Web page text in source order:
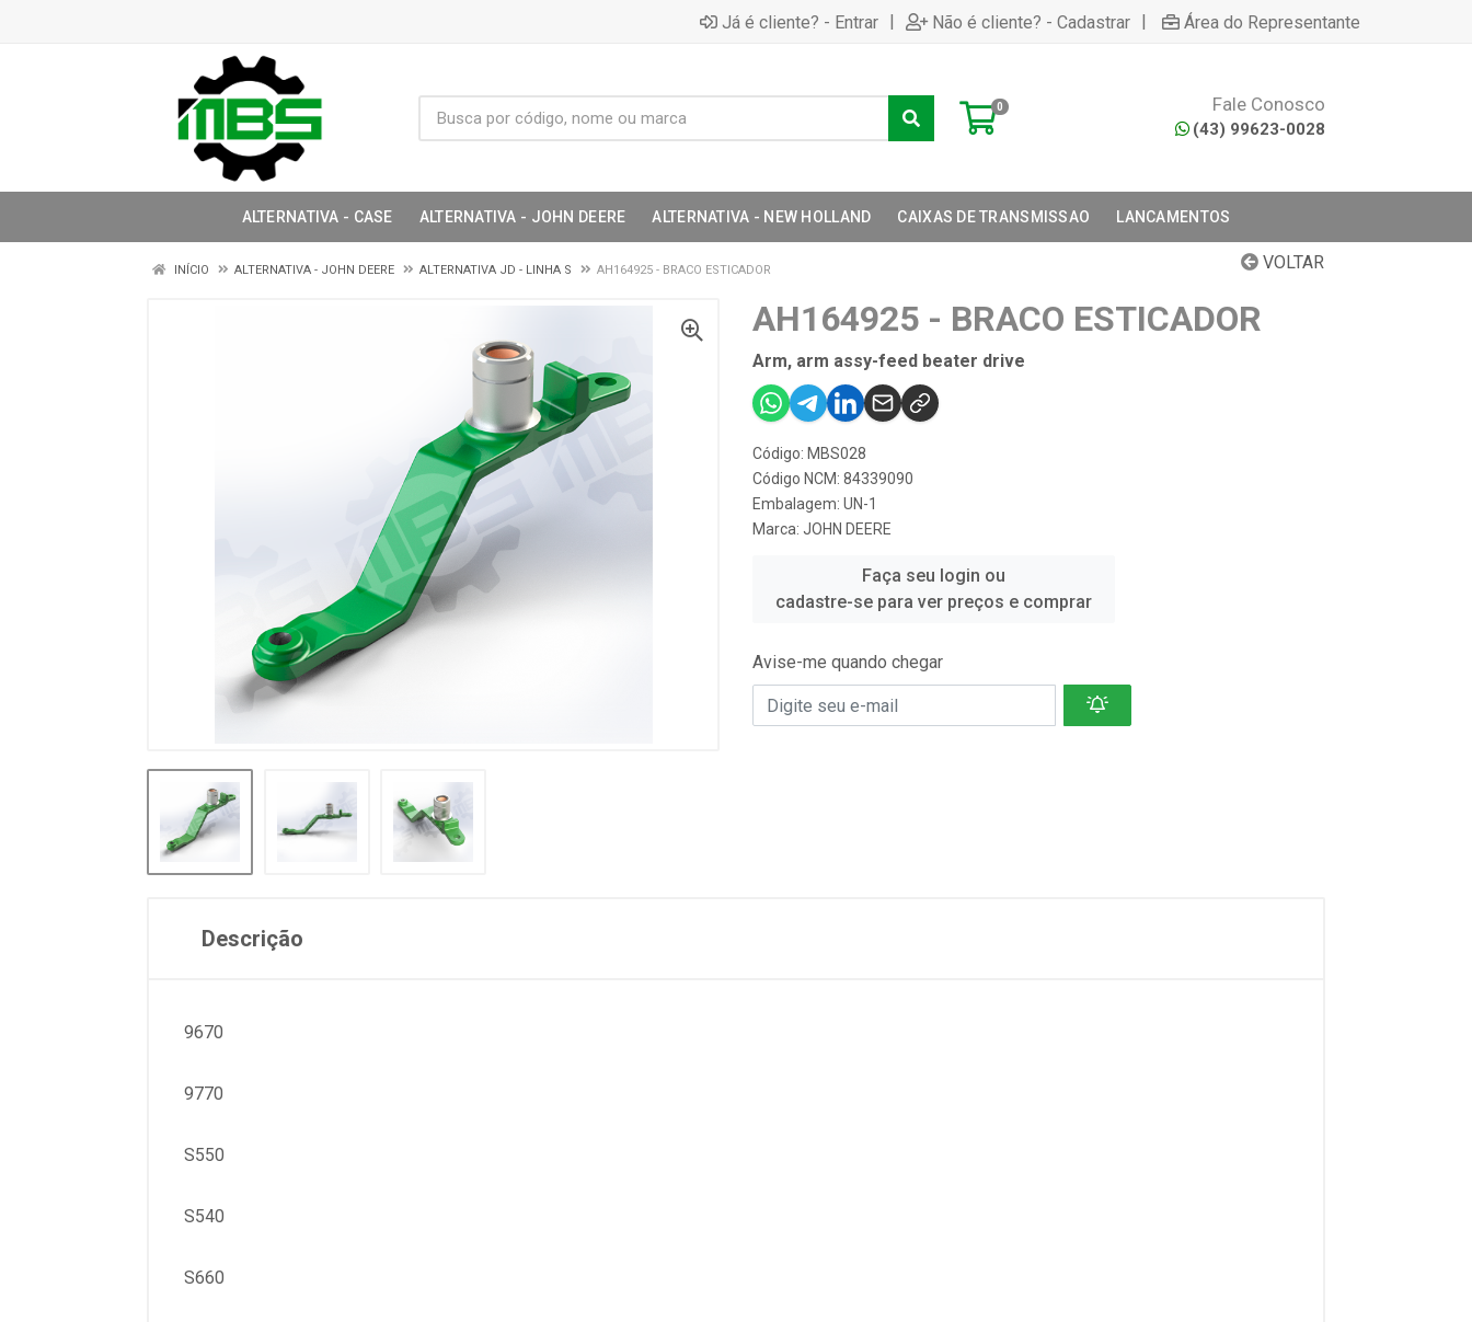
Já é cliente? - Entrar | Não é cliente? - Cadastrar | Área do Representante
0 Fale Conosco
(43) 99623-0028
ALTERNATIVA - CASE ALTERNATIVA - JOHN DEERE ALTERNATIVA - NEW HOLLAND CAIXAS DE TRANSMISSAO LANCAMENTOS
VOLTAR
INÍCIO ALTERNATIVA - JOHN DEERE ALTERNATIVA JD - LINHA S AH164925 - BRACO ESTICADOR
AH164925 - BRACO ESTICADOR
Arm, arm assy-feed beater drive
Código: MBS028
Código NCM: 84339090
Embalagem: UN-1
Marca: JOHN DEERE
Faça seu login ou
cadastre-se para ver preços e comprar
Avise-me quando chegar
Descrição
9670
9770
S550
S540
S660